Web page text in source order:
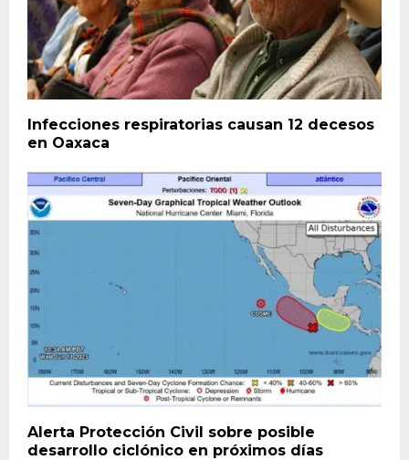
Infecciones respiratorias causan 12 decesos
en Oaxaca
Alerta Protección Civil sobre posible
desarrollo ciclónico en próximos días